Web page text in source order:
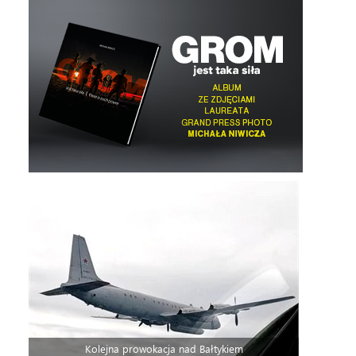
Kolejna prowokacja nad Bałtykiem